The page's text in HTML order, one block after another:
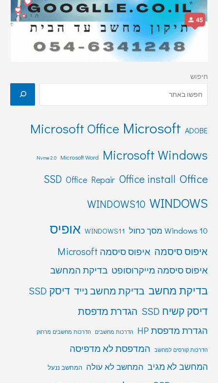
חיפוש
ADOBE
Microsoft
Microsoft Office
Microsoft Windows
Microsoft Word
Nvme 2.0
Office
Office install
Office Repair
SSD
WINDOWS
WINDOWS10
Windows 10 מסך כחול WINDOWS11 אופיס
איפוס סיסמה איפוס סיסמה Microsoft
איפוס סיסמה מייקרוסופט בדיקת המחשב
בדיקת מחשב בדיקת מחשב נייד דיסק SSD
דיסק קשיח SSD
הגדרת מדפסת
הגדרת מדפסת HP הדרכות מחשבים הדרכות מחשבים מרחוק
הדרכות קורסים למחשב המדפסת לא מדפיסה
המחשב לא מגיב המחשב לא עולה המחשב ננעל